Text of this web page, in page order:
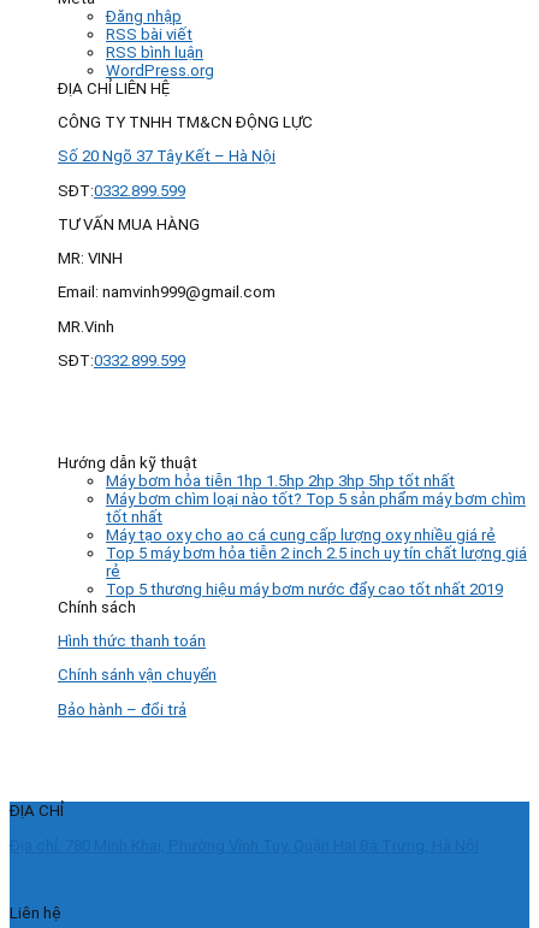
Đăng nhập
RSS bài viết
RSS bình luận
WordPress.org
ĐỊA CHỈ LIÊN HỆ
CÔNG TY TNHH TM&CN ĐỘNG LỰC
Số 20 Ngõ 37 Tây Kết – Hà Nội
SĐT:0332.899.599
TƯ VẤN MUA HÀNG
MR: VINH
Email: namvinh999@gmail.com
MR.Vinh
SĐT:0332.899.599
Hướng dẫn kỹ thuật
Máy bơm hỏa tiễn 1hp 1.5hp 2hp 3hp 5hp tốt nhất
Máy bơm chìm loại nào tốt? Top 5 sản phẩm máy bơm chìm
tốt nhất
Máy tạo oxy cho ao cá cung cấp lượng oxy nhiều giá rẻ
Top 5 máy bơm hỏa tiễn 2 inch 2.5 inch uy tín chất lượng giá
rẻ
Top 5 thương hiệu máy bơm nước đẩy cao tốt nhất 2019
Chính sách
Hình thức thanh toán
Chính sánh vận chuyển
Bảo hành – đổi trả
ĐỊA CHỈ
Liên hệ